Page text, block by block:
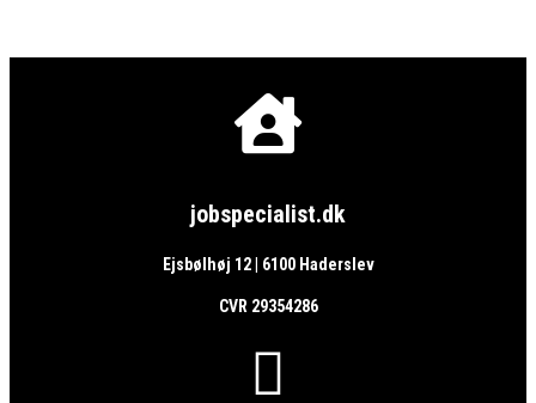

jobspecialist.dk
Ejsbølhøj 12 | 6100 Haderslev
CVR 29354286
